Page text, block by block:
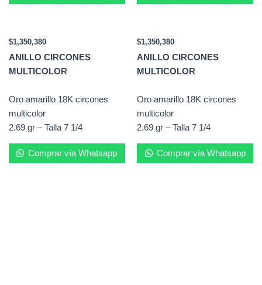
$1,350,380
ANILLO CIRCONES
MULTICOLOR
Oro amarillo 18K circones
multicolor
2.69 gr – Talla 7 1/4
Comprar vía Whatsapp
$1,350,380
ANILLO CIRCONES
MULTICOLOR
Oro amarillo 18K circones
multicolor
2.69 gr – Talla 7 1/4
Comprar vía Whatsapp